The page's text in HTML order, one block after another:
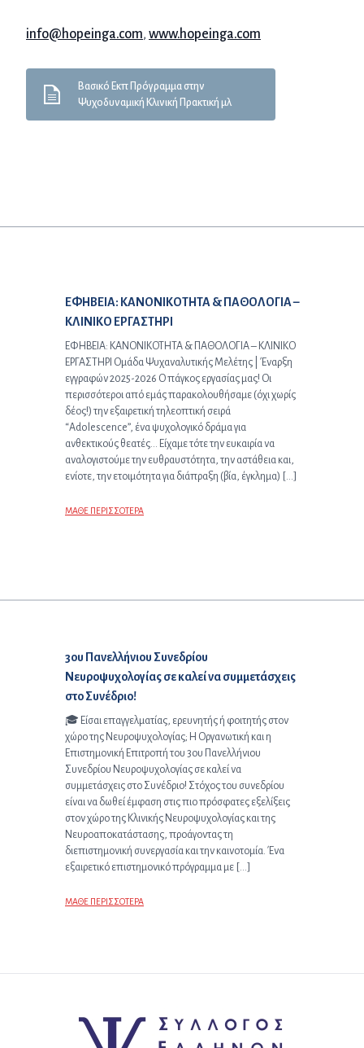
info@hopeinga.com, www.hopeinga.com
Βασικό Εκπ Πρόγραμμα στην
Ψυχοδυναμική Κλινική Πρακτική μλ
Προηγούμενο άρθρο:
ΕΦΗΒΕΙΑ: ΚΑΝΟΝΙΚΟΤΗΤΑ & ΠΑΘΟΛΟΓΙΑ –
ΚΛΙΝΙΚΟ ΕΡΓΑΣΤΗΡΙ
ΕΦΗΒΕΙΑ: ΚΑΝΟΝΙΚΟΤΗΤΑ & ΠΑΘΟΛΟΓΙΑ – ΚΛΙΝΙΚΟ
ΕΡΓΑΣΤΗΡΙ Oμάδα Ψυχαναλυτικής Μελέτης | Έναρξη
εγγραφών 2025-2026 Ο πάγκος εργασίας μας! Οι
περισσότεροι από εμάς παρακολουθήσαμε (όχι χωρίς
δέος!) την εξαιρετική τηλεοπτική σειρά
“Adolescence”, ένα ψυχολογικό δράμα για
ανθεκτικούς θεατές… Είχαμε τότε την ευκαιρία να
αναλογιστούμε την ευθραυστότητα, την αστάθεια και,
ενίοτε, την ετοιμότητα για διάπραξη (βία, έγκλημα) […]
ΜΑΘΕ ΠΕΡΙΣΣΟΤΕΡΑ
Επόμενο άρθρο:
3ου Πανελλήνιου Συνεδρίου
Νευροψυχολογίας σε καλεί να συμμετάσχεις
στο Συνέδριο!
🎓 Είσαι επαγγελματίας, ερευνητής ή φοιτητής στον
χώρο της Νευροψυχολογίας; Η Οργανωτική και η
Επιστημονική Επιτροπή του 3ου Πανελλήνιου
Συνεδρίου Νευροψυχολογίας σε καλεί να
συμμετάσχεις στο Συνέδριο! Στόχος του συνεδρίου
είναι να δωθεί έμφαση στις πιο πρόσφατες εξελίξεις
στον χώρο της Κλινικής Νευροψυχολογίας και της
Νευροαποκατάστασης, προάγοντας τη
διεπιστημονική συνεργασία και την καινοτομία. Ένα
εξαιρετικό επιστημονικό πρόγραμμα με […]
ΜΑΘΕ ΠΕΡΙΣΣΟΤΕΡΑ